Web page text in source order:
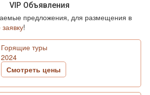
VIP Объявления
предложения, для размещения в
!
Горящие туры
2024
Смотреть цены